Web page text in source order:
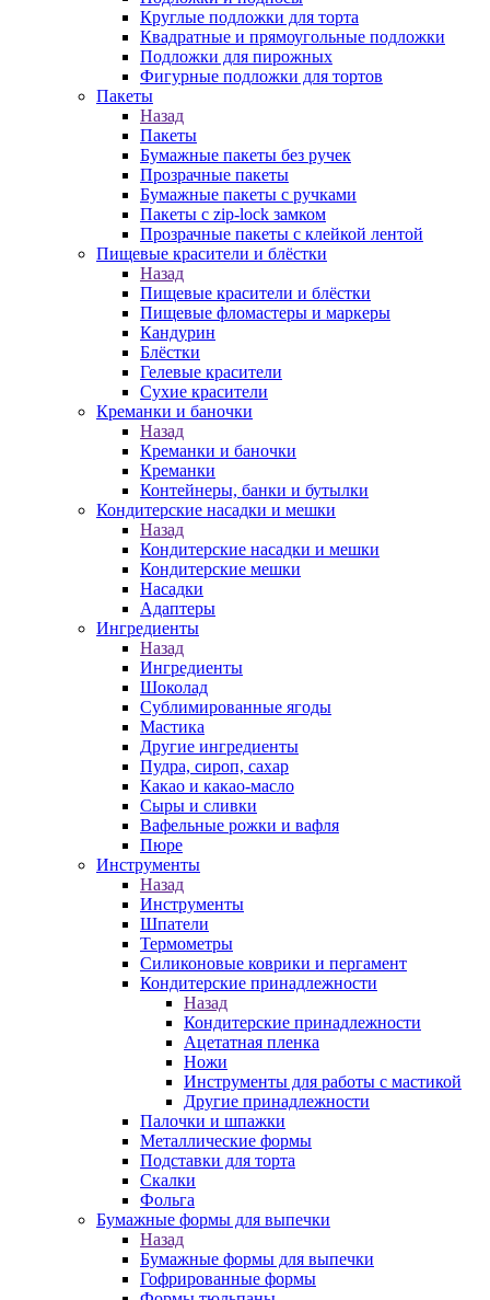
Круглые подложки для торта
Квадратные и прямоугольные подложки
Подложки для пирожных
Фигурные подложки для тортов
Пакеты
Назад
Пакеты
Бумажные пакеты без ручек
Прозрачные пакеты
Бумажные пакеты с ручками
Пакеты с zip-lock замком
Прозрачные пакеты с клейкой лентой
Пищевые красители и блёстки
Назад
Пищевые красители и блёстки
Пищевые фломастеры и маркеры
Кандурин
Блёстки
Гелевые красители
Сухие красители
Креманки и баночки
Назад
Креманки и баночки
Креманки
Контейнеры, банки и бутылки
Кондитерские насадки и мешки
Назад
Кондитерские насадки и мешки
Кондитерские мешки
Насадки
Адаптеры
Ингредиенты
Назад
Ингредиенты
Шоколад
Сублимированные ягоды
Мастика
Другие ингредиенты
Пудра, сироп, сахар
Какао и какао-масло
Сыры и сливки
Вафельные рожки и вафля
Пюре
Инструменты
Назад
Инструменты
Шпатели
Термометры
Силиконовые коврики и пергамент
Кондитерские принадлежности
Назад
Кондитерские принадлежности
Ацетатная пленка
Ножи
Инструменты для работы с мастикой
Другие принадлежности
Палочки и шпажки
Металлические формы
Подставки для торта
Скалки
Фольга
Бумажные формы для выпечки
Назад
Бумажные формы для выпечки
Гофрированные формы